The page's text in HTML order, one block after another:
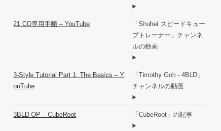
21 CO専用手順 – YouTube
「Shuhei スピードキュー
ブトレーナー」チャンネ
ルの動画
3-Style Tutorial Part 1: The Basics – Y
ouTube
「Timothy Goh - 4BLD」
チャンネルの動画
3BLD OP – CubeRoot 「CubeRoot」の記事